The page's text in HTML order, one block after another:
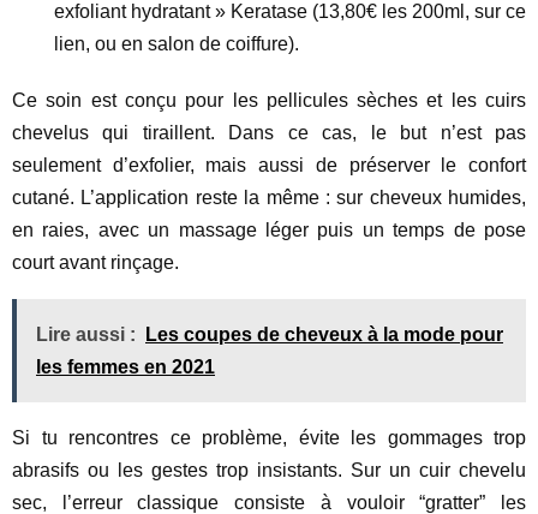
exfoliant hydratant » Keratase (13,80€ les 200ml, sur ce
lien, ou en salon de coiffure).
Ce soin est conçu pour les pellicules sèches et les cuirs
chevelus qui tiraillent. Dans ce cas, le but n’est pas
seulement d’exfolier, mais aussi de préserver le confort
cutané. L’application reste la même : sur cheveux humides,
en raies, avec un massage léger puis un temps de pose
court avant rinçage.
Lire aussi :
Les coupes de cheveux à la mode pour
les femmes en 2021
Si tu rencontres ce problème, évite les gommages trop
abrasifs ou les gestes trop insistants. Sur un cuir chevelu
sec, l’erreur classique consiste à vouloir “gratter” les